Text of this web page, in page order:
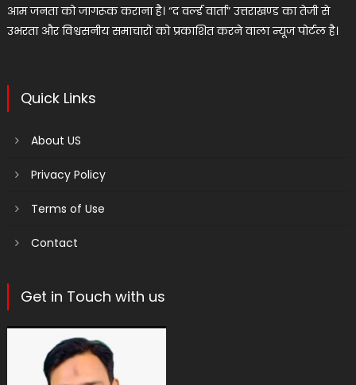
आम जनता को जागरूक कराना है। “द वर्ल्ड वार्ता” उत्तराखण्ड का तेजी से
उभरता और विश्वसनीय समाचारों को प्रकाशित करने वाला न्यूज पोर्टल है।
Quick Links
About US
Privacy Policy
Terms of Use
Contact
Get in Touch with us